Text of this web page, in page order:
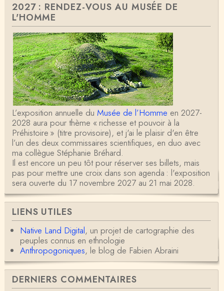
2027 : RENDEZ-VOUS AU MUSÉE DE
L'HOMME
L’exposition annuelle du Musée de l’Homme en 2027-
2028 aura pour thème « richesse et pouvoir à la
Préhistoire » (titre provisoire), et j'ai le plaisir d'en être
l’un des deux commissaires scientifiques, en duo avec
ma collègue Stéphanie Bréhard.
Il est encore un peu tôt pour réserver ses billets, mais
pas pour mettre une croix dans son agenda : l'exposition
sera ouverte du 17 novembre 2027 au 21 mai 2028.
LIENS UTILES
Native Land Digital, un projet de cartographie des
peuples connus en ethnologie
Anthropogoniques, le blog de Fabien Abraini
DERNIERS COMMENTAIRES